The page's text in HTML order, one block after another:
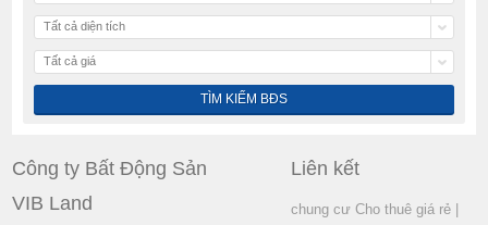
Tất cả diện tích
Tất cả giá
Công ty Bất Động Sản
VIB Land
Liên kết
chung cư Cho thuê giá rẻ|